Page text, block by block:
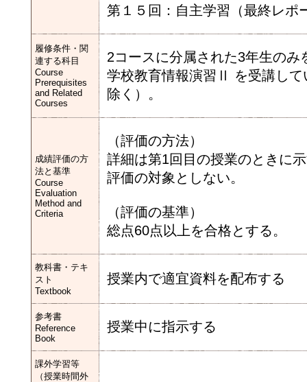
第１５回：自主学習（最終レポ
履修条件・関
連する科目
Course
Prerequisites
and Related
Courses
2コースに分属された3年生の
学校教育情報演習Ⅱ を受講して
除く）。
成績評価の方
法と基準
Course
Evaluation
Method and
Criteria
（評価の方法）
詳細は第1回目の授業のときに
評価の対象としない。
（評価の基準）
総点60点以上を合格とする。
教科書・テキ
スト
Textbook
授業内で適宜資料を配布する
参考書
Reference
Book
授業中に指示する
課外学習等
（授業時間外